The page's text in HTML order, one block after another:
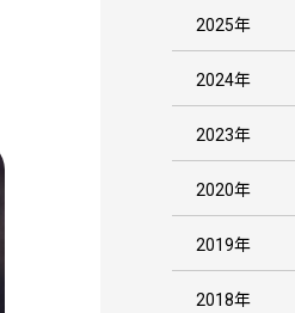
2025年
2024年
2023年
2020年
2019年
2018年